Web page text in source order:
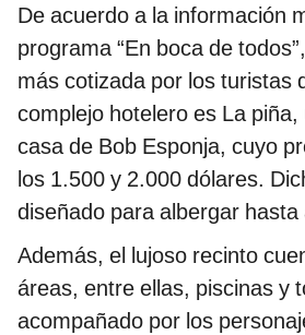
De acuerdo a la información
programa “En boca de
más cotizada por los turistas
complejo hotelero es La
casa de Bob Esponja, cuyo
los 1.500 y 2.000 dólares.
diseñado para albergar hasta
Además, el lujoso recinto
áreas, entre ellas, piscinas y
acompañado por los